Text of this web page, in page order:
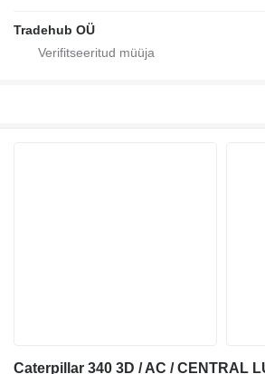
Tradehub OÜ
Caterpillar 340 3D / AC / CENTRAL